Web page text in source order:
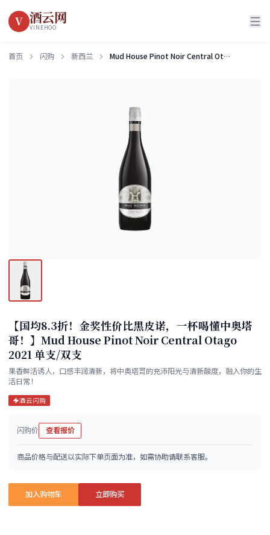
V 酒云网
VINEHOO
首页 闪购 新西兰 Mud House Pinot Noir Central Otago 2021
【国均8.3折！金奖性价比黑皮诺，一杯喝懂中奥塔
哥！】Mud House Pinot Noir Central Otago
2021 单支/双支
果香鲜活诱人，口感丰润清新，将中奥塔哥的充沛阳光与清新酸度，融入你的生
活日常！
酒云闪购
闪购价 查看报价
商品价格与配送以实际下单页面为准，如需协助请联系客服。
加入购物车 立即购买